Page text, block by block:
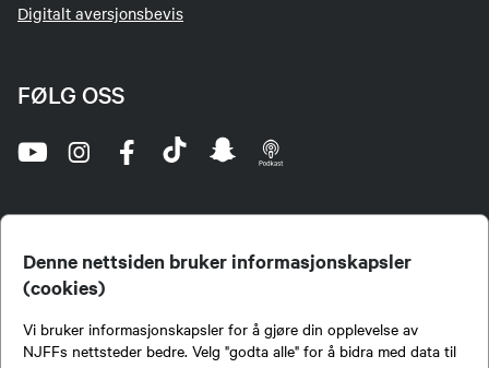
Denne nettsiden bruker informasjonskapsler
(cookies)
Vi bruker informasjonskapsler for å gjøre din opplevelse av
NJFFs nettsteder bedre. Velg "godta alle" for å bidra med data til
Digitalt aversjonsbevis
FØLG OSS
jegere og sportsfiskere og et av de viktigste miljøene for formidling av kunnskap om jakt og
fiske i Norge. Vi er en partipolitisk nøytral organisasjon, men har et sterkt jakt-, fiske-, og